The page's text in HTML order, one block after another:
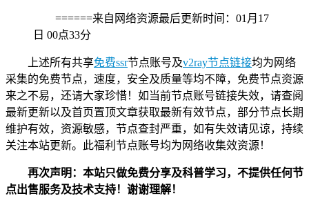
======来自网络资源最后更新时间： 01月17
日 00点33分
上述所有共享免费ssr节点账号及v2ray节点链接均为网络
采集的免费节点，速度，安全及质量等均不障，免费节点资源
来之不易，还请大家珍惜！如当前节点账号链接失效，请查阅
最新更新以及首页置顶文章获取最新有效节点，部分节点长期
维护有效，资源敏感，节点查封严重，如有失效请见谅，持续
关注本站更新。此福利节点账号均为网络收集效资源！
再次声明：本站只做免费分享及科普学习，不提供任何节
点出售服务及技术支持！谢谢理解！